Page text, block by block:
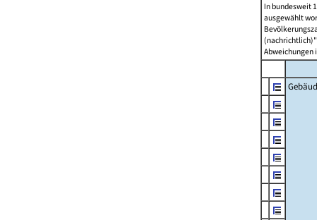
In bundesweit
ausgewählt
Abweichungen